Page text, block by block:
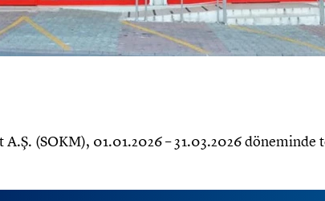
(SOKM), 01.01.2026 – 31.03.2026 döneminde